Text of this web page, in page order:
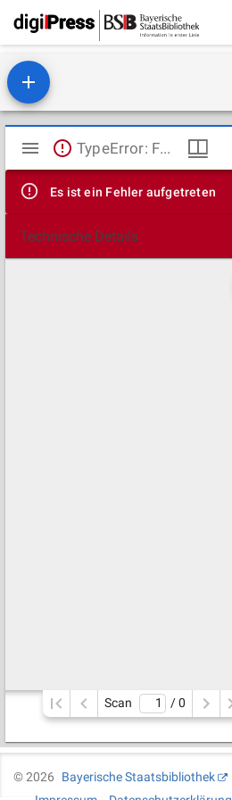
Mirador
Viewer
TypeError: Failed to fetch
Es ist ein Fehler aufgetreten
Technische Details
Scan / 0
©2026
Bayerische Staatsbibliothek